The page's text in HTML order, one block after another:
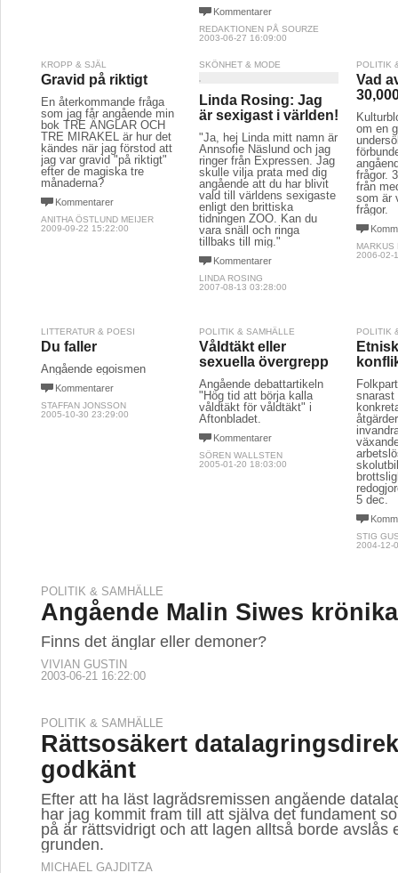
Kommentarer
REDAKTIONEN PÅ SOURZE
2003-06-27 16:09:00
KROPP & SJÄL
Gravid på riktigt
En återkommande fråga
som jag får angående min
bok TRE ÄNGLAR OCH
TRE MIRAKEL är hur det
kändes när jag förstod att
jag var gravid "på riktigt"
efter de magiska tre
månaderna?
Kommentarer
ANITHA ÖSTLUND MEIJER
2009-09-22 15:22:00
SKÖNHET & MODE
Linda Rosing: Jag
är sexigast i världen!
"Ja, hej Linda mitt namn är
Annsofie Näslund och jag
ringer från Expressen. Jag
skulle vilja prata med dig
angående att du har blivit
vald till världens sexigaste
enligt den brittiska
tidningen ZOO. Kan du
vara snäll och ringa
tillbaks till mig."
Kommentarer
LINDA ROSING
2007-08-13 03:28:00
POLITIK
Vad
om en
frågor.
från
som är
frågor.
MARKUS
2006-02-
LITTERATUR & POESI
Du faller
Angående egoismen
Kommentarer
STAFFAN JONSSON
2005-10-30 23:29:00
POLITIK & SAMHÄLLE
Våldtäkt eller
sexuella övergrepp
Angående debattartikeln
"Hög tid att börja kalla
våldtäkt för våldtäkt" i
Aftonbladet.
Kommentarer
SÖREN WALLSTEN
2005-01-20 18:03:00
POLITIK
snarast
5 dec.
STIG
2004-12-
POLITIK & SAMHÄLLE
Angående Malin Siwes krönika
Finns det änglar eller demoner?
VIVIAN GUSTIN
2003-06-21 16:22:00
POLITIK & SAMHÄLLE
Rättsosäkert
godkänt
Efter att ha läst lagrådsremissen angående
har jag kommit fram till att själva det fundament
på är rättsvidrigt och att lagen alltså borde avslås
grunden.
MICHAEL GAJDITZA